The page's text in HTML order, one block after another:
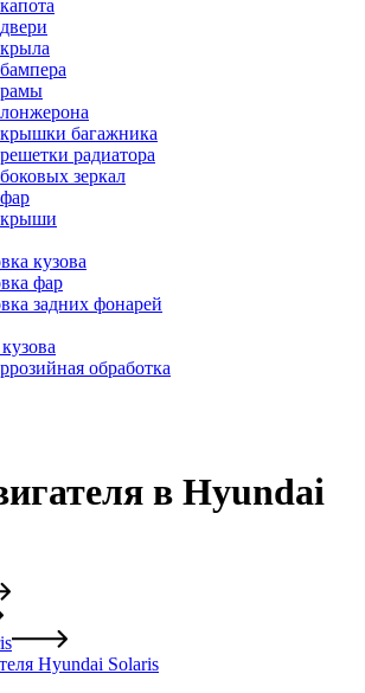
багажника
радиатора
зеркал
крыши
кузова
фар
задних фонарей
обработка
в Hyundai
Hyundai Solaris